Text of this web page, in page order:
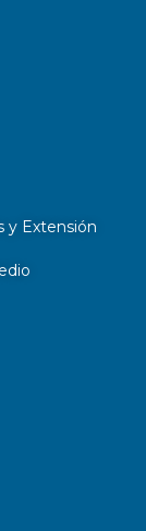
y Extensión